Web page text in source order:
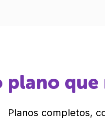
plano
Planos completos,